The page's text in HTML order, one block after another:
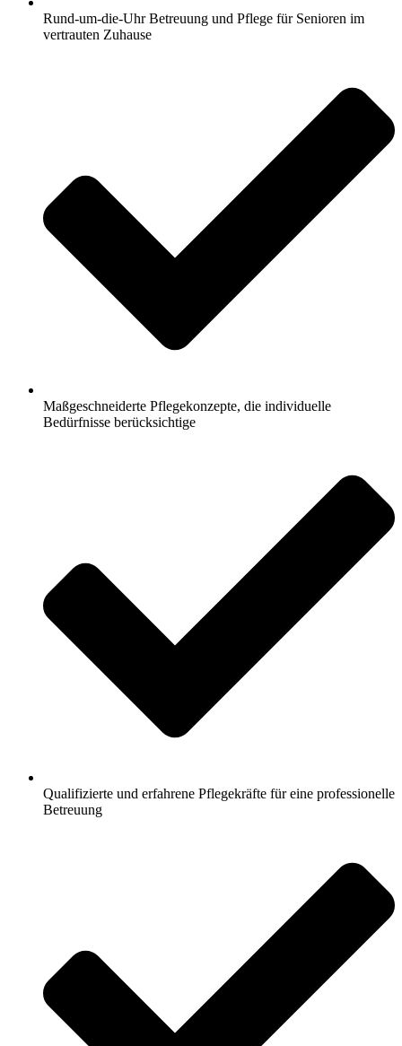
Rund-um-die-Uhr Betreuung und Pflege für Senioren im
vertrauten Zuhause
Maßgeschneiderte Pflegekonzepte, die individuelle
Bedürfnisse berücksichtige
Qualifizierte und erfahrene Pflegekräfte für eine professionelle
Betreuung